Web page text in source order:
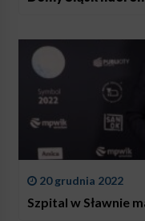
20 grudnia 2022
Szpital w Sławnie